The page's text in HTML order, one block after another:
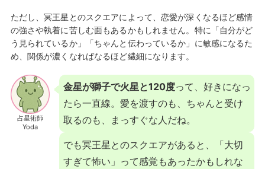
ただし、冥王星とのスクエアによって、恋愛が深くなるほど感情
の強さや執着に苦しむ面もあるかもしれません。特に「自分がど
う見られているか」「ちゃんと伝わっているか」に敏感になるた
め、関係が濃くなればなるほど繊細になります。
占星術師
Yoda
金星が獅子で火星と120度って、好きになっ
たら一直線。愛を渡すのも、ちゃんと受け
取るのも、まっすぐな人だね。
でも冥王星とのスクエアがあると、「大切
すぎて怖い」って感覚もあったかもしれな